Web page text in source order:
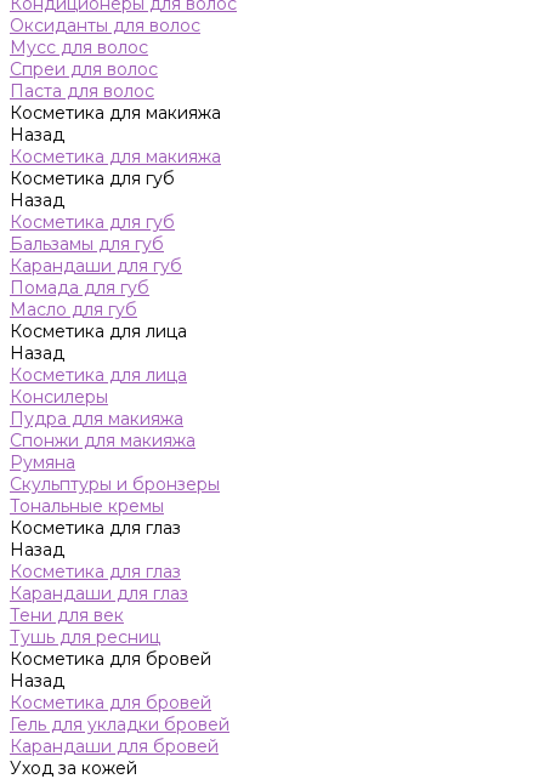
Оксиданты для волос
Мусс для волос
Спреи для волос
Паста для волос
Косметика для макияжа
Назад
Косметика для макияжа
Косметика для губ
Назад
Косметика для губ
Бальзамы для губ
Карандаши для губ
Помада для губ
Масло для губ
Косметика для лица
Назад
Косметика для лица
Консилеры
Пудра для макияжа
Спонжи для макияжа
Румяна
Скульптуры и бронзеры
Тональные кремы
Косметика для глаз
Назад
Косметика для глаз
Карандаши для глаз
Тени для век
Тушь для ресниц
Косметика для бровей
Назад
Косметика для бровей
Гель для укладки бровей
Карандаши для бровей
Уход за кожей